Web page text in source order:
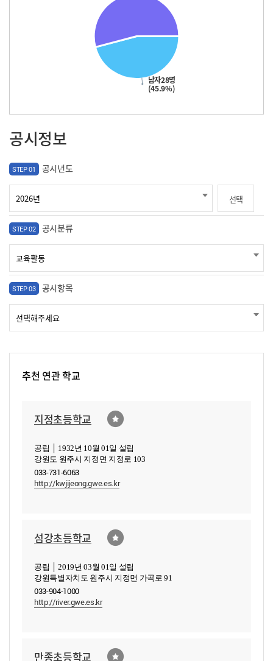
남자28명
(45.9%)
공시정보
STEP 01 공시년도
선택
STEP 02 공시분류
STEP 03 공시항목
추천 연관 학교
지정초등학교
공립 │ 1932년 10월 01일 설립
강원도 원주시 지정면 지정로 103
033-731-6063
http://kwjijeong.gwe.es.kr
섬강초등학교
공립 │ 2019년 03월 01일 설립
강원특별자치도 원주시 지정면 가곡로 91
033-904-1000
http://river.gwe.es.kr
만종초등학교